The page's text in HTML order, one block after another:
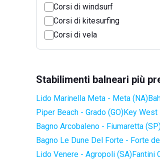
Corsi di windsurf
Corsi di kitesurfing
Corsi di vela
Stabilimenti balneari più
Lido Marinella Meta - Meta (NA)
Piper Beach - Grado (GO)Key West
Bagno Arcobaleno - Fiumaretta
Bagno Le Dune Del Forte - Forte
Lido Venere - Agropoli (SA)Fantini